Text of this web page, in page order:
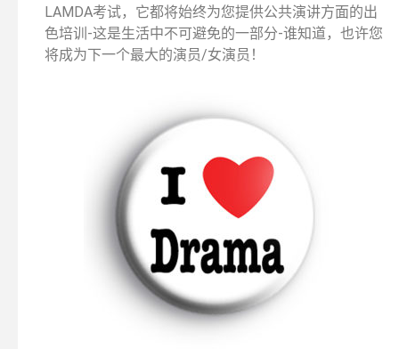
LAMDA考试，它都将始终为您提供公共演讲方面的出
色培训-这是生活中不可避免的一部分-谁知道，也许您
将成为下一个最大的演员/女演员！